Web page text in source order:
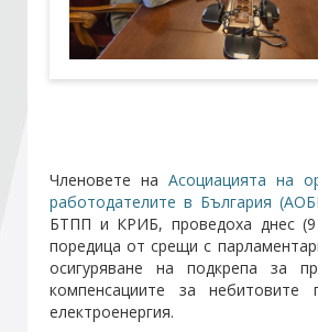
Членове
Членовете на Асоциацията на
работодателите в България
БТПП и КРИБ, проведоха днес (9
поредица от срещи с
осигуряване на подкрепа за
компенсациите за небитовите
електроенергия.